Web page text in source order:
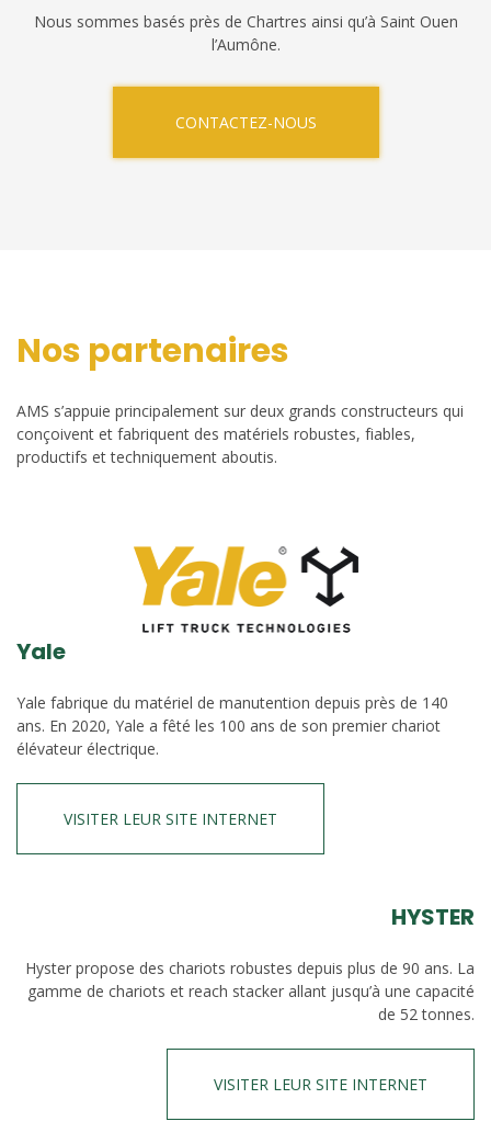
Nous sommes basés près de Chartres ainsi qu’à Saint Ouen
l’Aumône.
CONTACTEZ-NOUS
Nos partenaires
AMS s’appuie principalement sur deux grands constructeurs qui
conçoivent et fabriquent des matériels robustes, fiables,
productifs et techniquement aboutis.
Yale
Yale fabrique du matériel de manutention depuis près de 140
ans. En 2020, Yale a fêté les 100 ans de son premier chariot
élévateur électrique.
VISITER LEUR SITE INTERNET
HYSTER
Hyster propose des chariots robustes depuis plus de 90 ans. La
gamme de chariots et reach stacker allant jusqu’à une capacité
de 52 tonnes.
VISITER LEUR SITE INTERNET